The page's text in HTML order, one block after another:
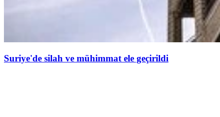
Suriye'de silah ve mühimmat ele geçirildi